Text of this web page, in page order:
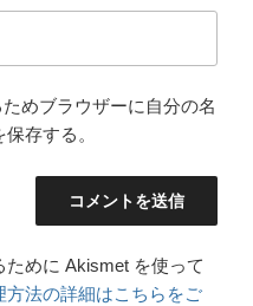
めブラウザーに自分の名
存する。
めに Akismet を使って
方法の詳細はこちらをご